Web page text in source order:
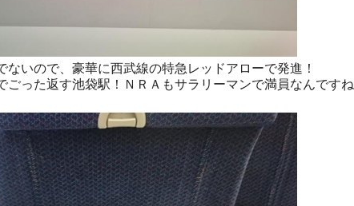
ないので、豪華に西武線の特急レッドアローで発進！
ごった返す池袋駅！ＮＲＡもサラリーマンで満員なんですね